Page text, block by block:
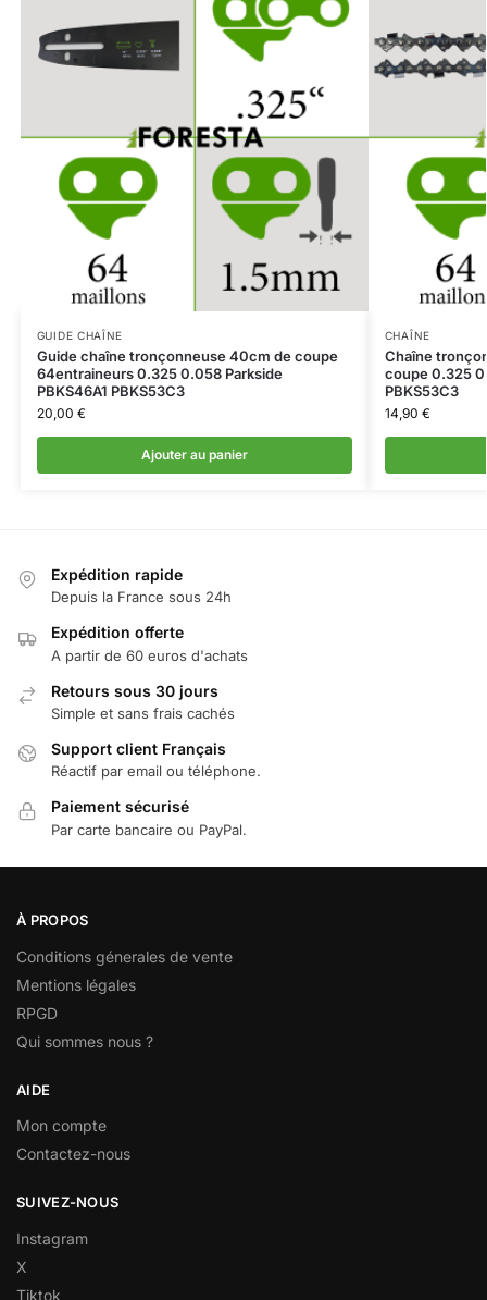
GUIDE CHAÎNE
Guide chaîne tronçonneuse 40cm de coupe
64entraineurs 0.325 0.058 Parkside
PBKS46A1 PBKS53C3
20,00 €
Ajouter au panier
CHAÎNE
Chaîne
coupe 0.325
PBKS53C3
14,90 €
Expédition rapide
Depuis la France sous 24h
Expédition offerte
A partir de 60 euros d'achats
Retours sous 30 jours
Simple et sans frais cachés
Support client Français
Réactif par email ou téléphone.
Paiement sécurisé
Par carte bancaire ou PayPal.
À PROPOS
Conditions génerales de vente
Mentions légales
RPGD
Qui sommes nous ?
AIDE
Mon compte
Contactez-nous
SUIVEZ-NOUS
Instagram
X
Tiktok